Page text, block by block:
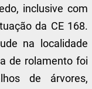
inclusive com
da CE 168.
na localidade
de rolamento foi
de árvores,